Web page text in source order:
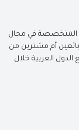
المتخصصة في مجال
بائعين أم مشترين من
العربية خلال